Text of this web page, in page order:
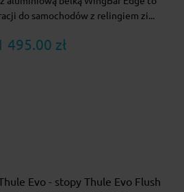
do samochodów z relingiem zi...
495.00 zł